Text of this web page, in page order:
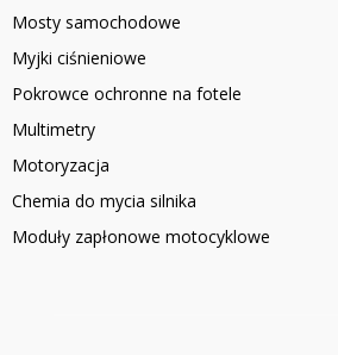
Mosty samochodowe
Myjki ciśnieniowe
Pokrowce ochronne na fotele
Multimetry
Motoryzacja
Chemia do mycia silnika
Moduły zapłonowe motocyklowe